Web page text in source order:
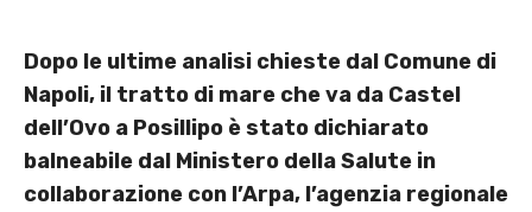
Dopo le ultime analisi chieste dal Comune di
Napoli, il tratto di mare che va da Castel
dell’Ovo a Posillipo è stato dichiarato
balneabile dal Ministero della Salute in
collaborazione con l’Arpa, l’agenzia regionale